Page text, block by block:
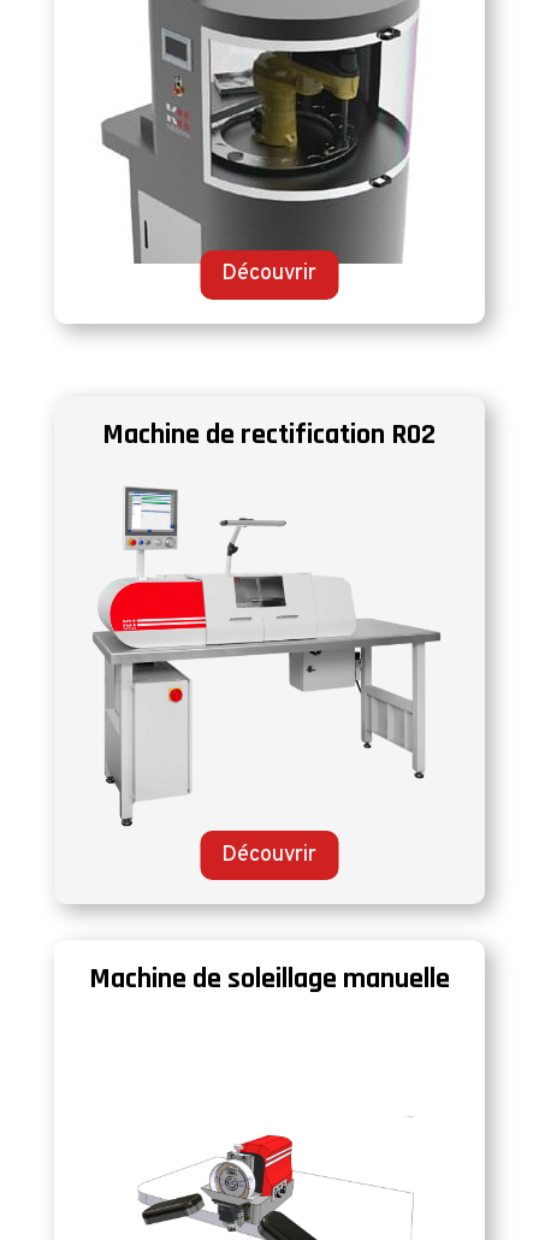
Découvrir
Machine de rectification R02
Découvrir
Machine de soleillage manuelle